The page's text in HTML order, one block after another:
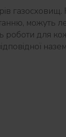
газосховищ.
можуть
роботи для